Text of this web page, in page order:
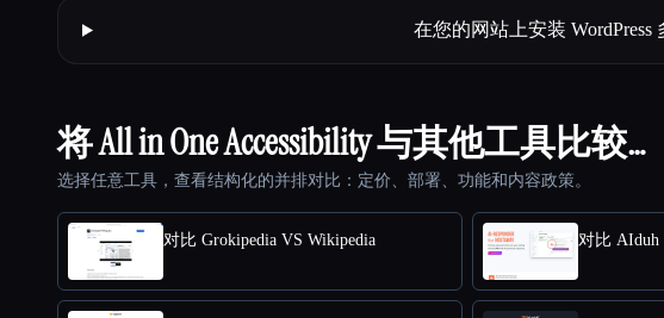
在您的网站上安装
将 All in One Accessibility 与其他工具比较…
选择任意工具，查看结构化的并排对比：定价、部署、功能和内容政策。
对比 Grokipedia VS Wikipedia 对比 AIduh